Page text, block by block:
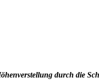
durch die